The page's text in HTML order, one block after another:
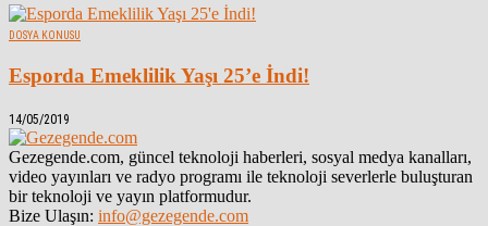
DOSYA KONUSU
Esporda Emeklilik Yaşı 25’e İndi!
14/05/2019
Gezegende.com, güncel teknoloji haberleri, sosyal medya kanalları,
video yayınları ve radyo programı ile teknoloji severlerle buluşturan
bir teknoloji ve yayın platformudur.
Bize Ulaşın: info@gezegende.com